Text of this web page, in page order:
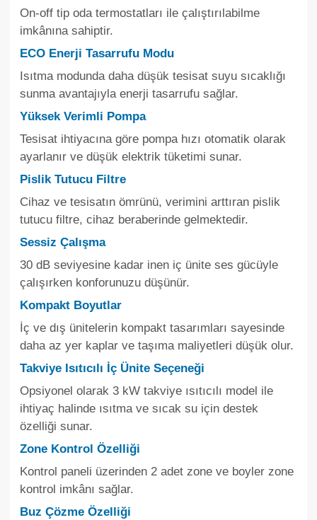
On-off tip oda termostatları ile çalıştırılabilme
imkânına sahiptir.
ECO Enerji Tasarrufu Modu
Isıtma modunda daha düşük tesisat suyu sıcaklığı
sunma avantajıyla enerji tasarrufu sağlar.
Yüksek Verimli Pompa
Tesisat ihtiyacına göre pompa hızı otomatik olarak
ayarlanır ve düşük elektrik tüketimi sunar.
Pislik Tutucu Filtre
Cihaz ve tesisatın ömrünü, verimini arttıran pislik
tutucu filtre, cihaz beraberinde gelmektedir.
Sessiz Çalışma
30 dB seviyesine kadar inen iç ünite ses gücüyle
çalışırken konforunuzu düşünür.
Kompakt Boyutlar
İç ve dış ünitelerin kompakt tasarımları sayesinde
daha az yer kaplar ve taşıma maliyetleri düşük olur.
Takviye Isıtıcılı İç Ünite Seçeneği
Opsiyonel olarak 3 kW takviye ısıtıcılı model ile
ihtiyaç halinde ısıtma ve sıcak su için destek
özelliği sunar.
Zone Kontrol Özelliği
Kontrol paneli üzerinden 2 adet zone ve boyler zone
kontrol imkânı sağlar.
Buz Çözme Özelliği